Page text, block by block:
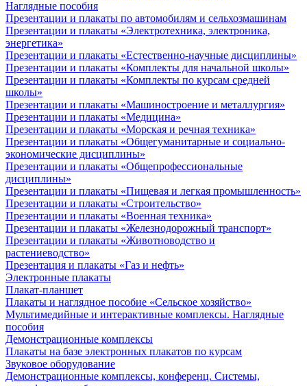
Наглядные пособия
Презентации и плакаты по автомобилям и сельхозмашинам
Презентации и плакаты «Электротехника, электроника,
энергетика»
Презентации и плакаты «Естественно-научные дисциплины»
Презентации и плакаты «Комплекты для начальной школы»
Презентации и плакаты «Комплекты по курсам средней
школы»
Презентации и плакаты «Машиностроение и металлургия»
Презентации и плакаты «Медицина»
Презентации и плакаты «Морская и речная техника»
Презентации и плакаты «Общегуманитарные и социально-
экономические дисциплины»
Презентации и плакаты «Общепрофессиональные
дисциплины»
Презентации и плакаты «Пищевая и легкая промышленность»
Презентации и плакаты «Строительство»
Презентации и плакаты «Военная техника»
Презентации и плакаты «Железнодорожный транспорт»
Презентации и плакаты «Животноводство и
растениеводство»
Презентация и плакаты «Газ и нефть»
Электронные плакаты
Плакат-планшет
Плакаты и наглядное пособие «Сельское хозяйство»
Мультимедийные и интерактивные комплексы. Наглядные
пособия
Демонстрационные комплексы
Плакаты на базе электронных плакатов по курсам
Звуковое оборудование
Демонстрационные комплексы, конференц. Системы,